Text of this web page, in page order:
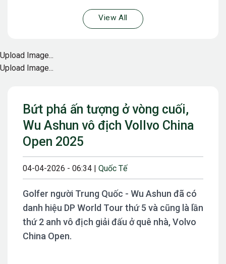
Bứt phá ấn tượng ở vòng cuối,
Wu Ashun vô địch Vollvo China
Open 2025
04-04-2026 - 06:34 | Quốc Tế
Golfer người Trung Quốc - Wu Ashun đã có
danh hiệu DP World Tour thứ 5 và cũng là lần
thứ 2 anh vô địch giải đấu ở quê nhà, Volvo
China Open.
View All
Upload Image...
Upload Image...